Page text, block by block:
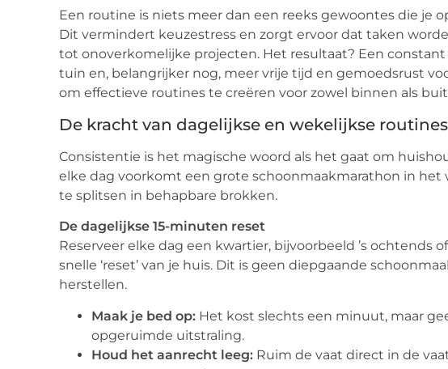
Een routine is niets meer dan een reeks gewoontes die je
Dit vermindert keuzestress en zorgt ervoor dat taken
tot onoverkomelijke projecten. Het resultaat? Een
tuin en, belangrijker nog, meer vrije tijd en gemoedsrust
om effectieve routines te creëren voor zowel binnen als
De kracht van dagelijkse en wekelijkse
Consistentie is het magische woord als het gaat om
elke dag voorkomt een grote schoonmaakmarathon in het
te splitsen in behapbare brokken.
De dagelijkse 15-minuten reset
Reserveer elke dag een kwartier, bijvoorbeeld ’s ochtends
snelle ‘reset’ van je huis. Dit is geen diepgaande
herstellen.
Maak je bed op: Het kost slechts een minuut, maar
opgeruimde uitstraling.
Houd het aanrecht leeg: Ruim de vaat direct in de